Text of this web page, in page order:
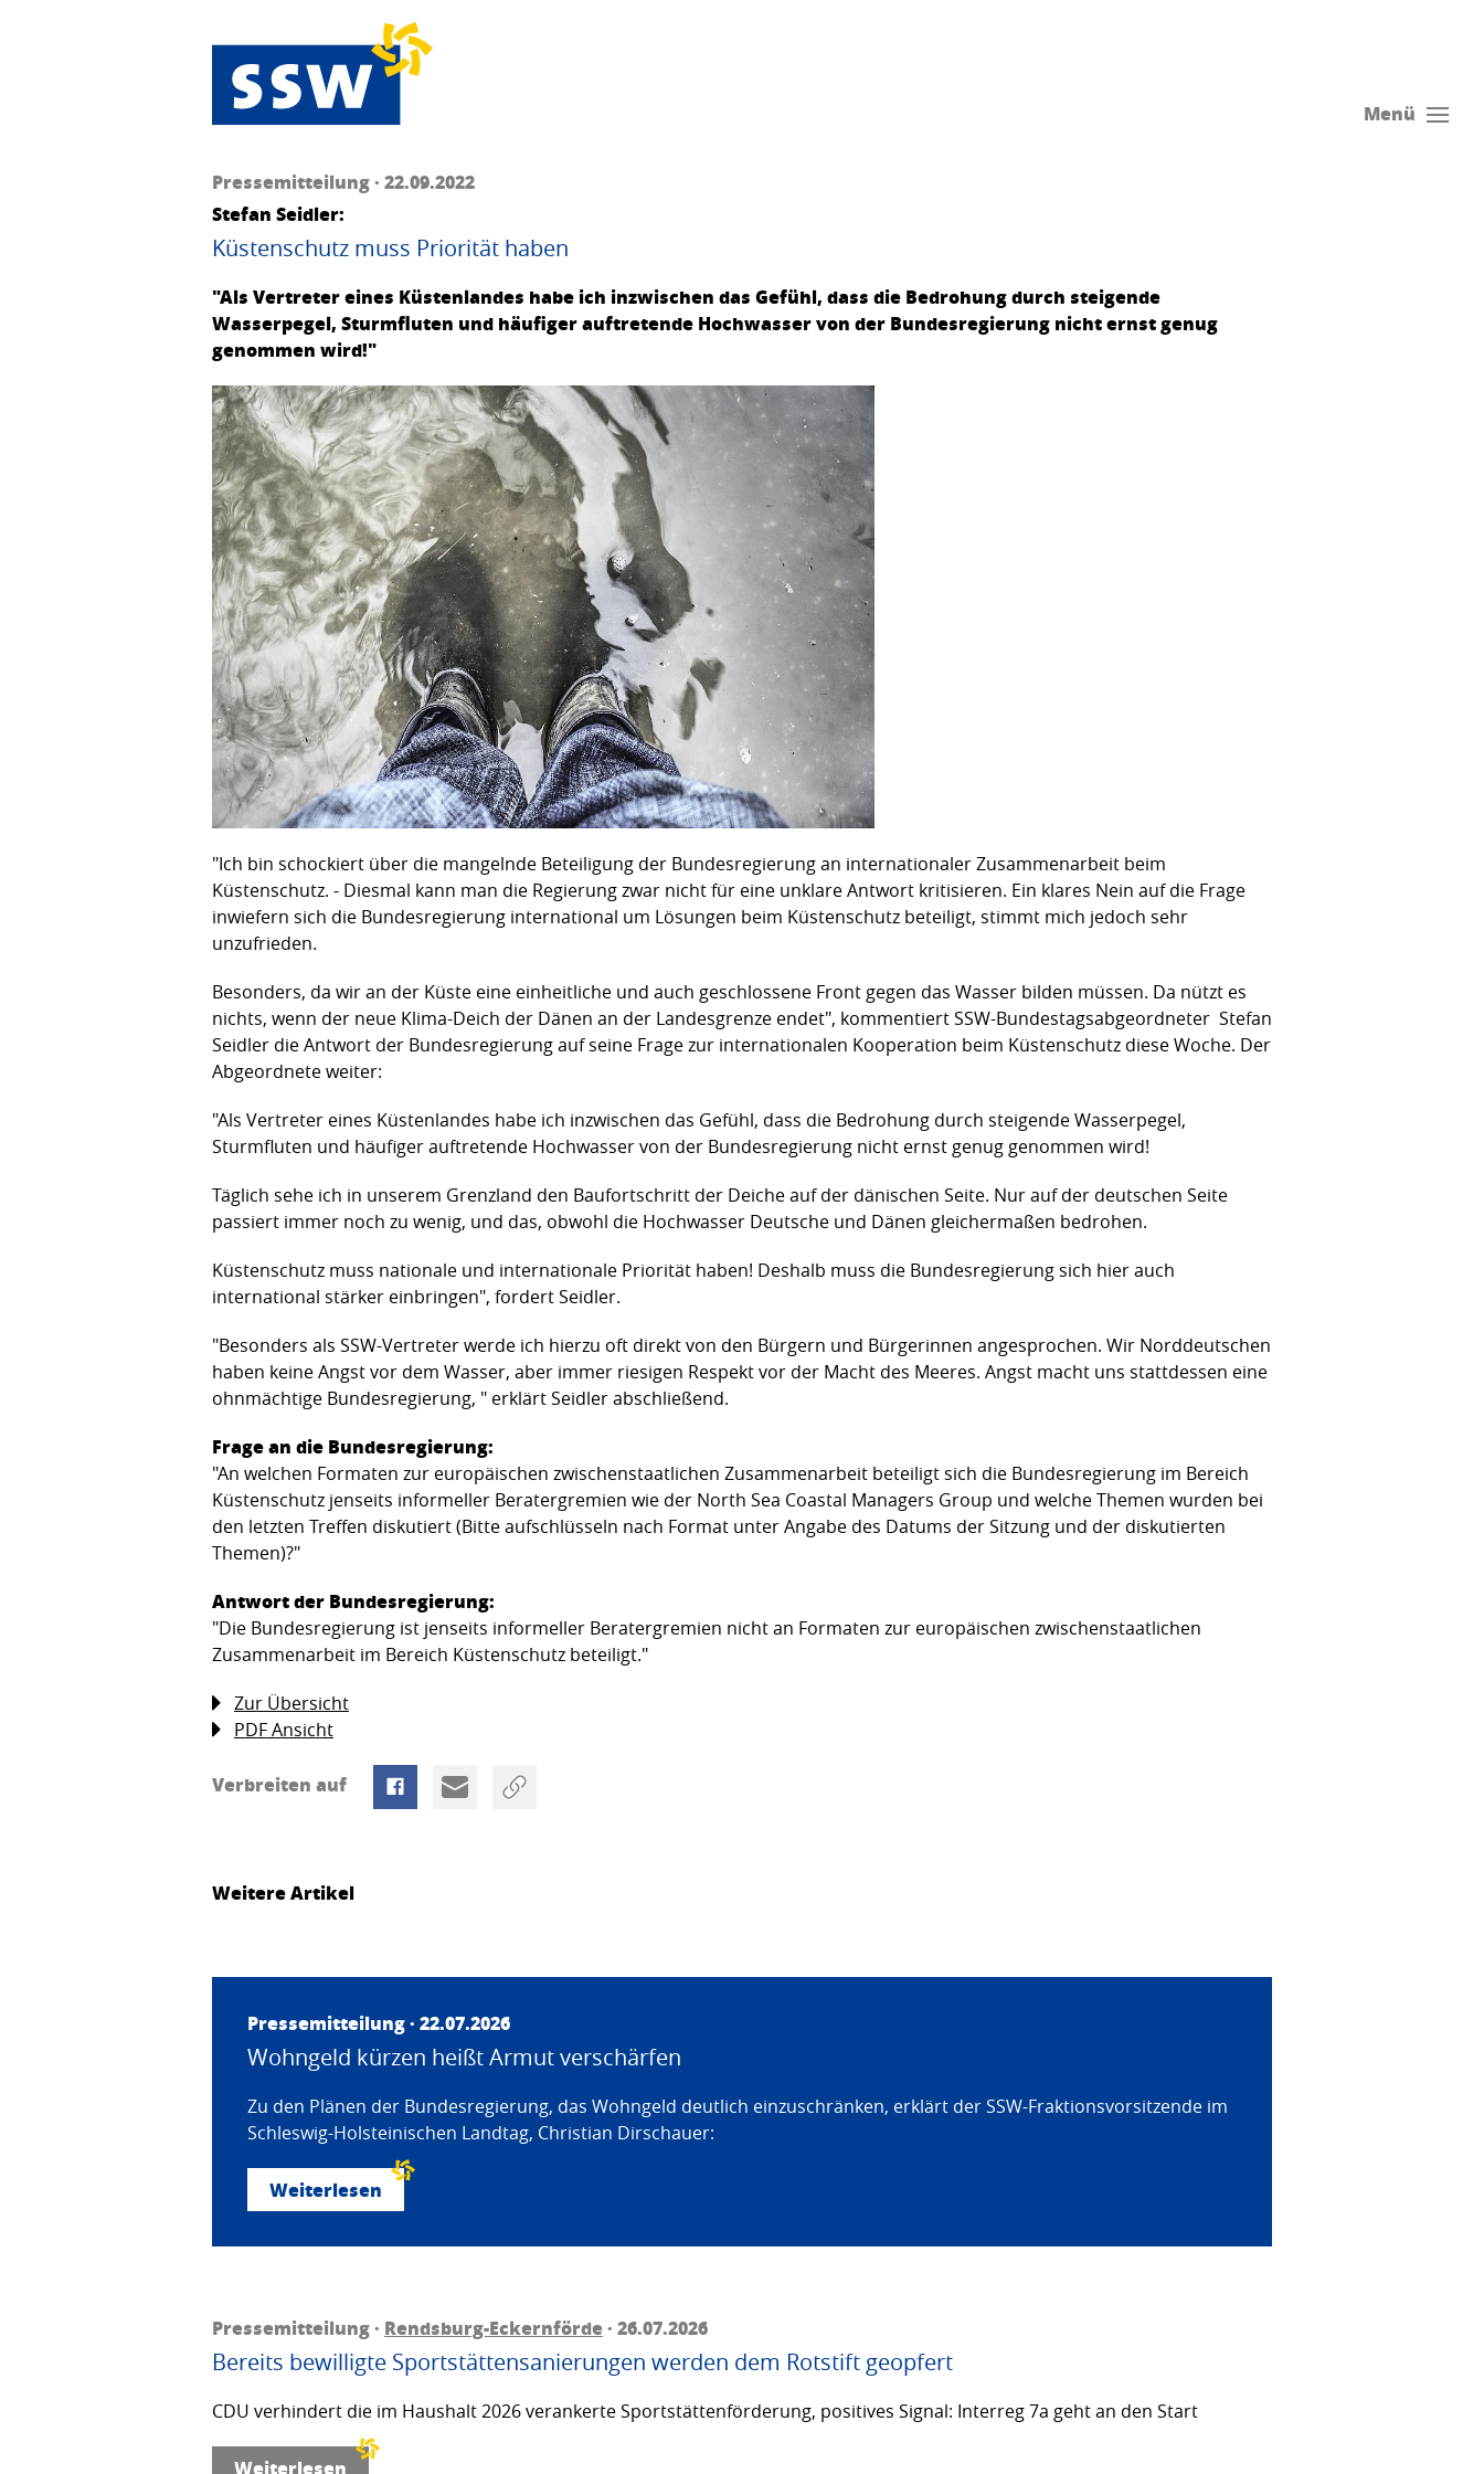
Menü
Pressemitteilung · 22.09.2022
Stefan Seidler:
Küstenschutz muss Priorität haben
"Als Vertreter eines Küstenlandes habe ich inzwischen das Gefühl, dass die Bedrohung durch steigende
Wasserpegel, Sturmfluten und häufiger auftretende Hochwasser von der Bundesregierung nicht ernst genug
genommen wird!"
"Ich bin schockiert über die mangelnde Beteiligung der Bundesregierung an internationaler Zusammenarbeit beim
Küstenschutz. - Diesmal kann man die Regierung zwar nicht für eine unklare Antwort kritisieren. Ein klares Nein auf die Frage
inwiefern sich die Bundesregierung international um Lösungen beim Küstenschutz beteiligt, stimmt mich jedoch sehr
unzufrieden.
Besonders, da wir an der Küste eine einheitliche und auch geschlossene Front gegen das Wasser bilden müssen. Da nützt es
nichts, wenn der neue Klima-Deich der Dänen an der Landesgrenze endet", kommentiert SSW-Bundestagsabgeordneter Stefan
Seidler die Antwort der Bundesregierung auf seine Frage zur internationalen Kooperation beim Küstenschutz diese Woche. Der
Abgeordnete weiter:
"Als Vertreter eines Küstenlandes habe ich inzwischen das Gefühl, dass die Bedrohung durch steigende Wasserpegel,
Sturmfluten und häufiger auftretende Hochwasser von der Bundesregierung nicht ernst genug genommen wird!
Täglich sehe ich in unserem Grenzland den Baufortschritt der Deiche auf der dänischen Seite. Nur auf der deutschen Seite
passiert immer noch zu wenig, und das, obwohl die Hochwasser Deutsche und Dänen gleichermaßen bedrohen.
Küstenschutz muss nationale und internationale Priorität haben! Deshalb muss die Bundesregierung sich hier auch
international stärker einbringen", fordert Seidler.
"Besonders als SSW-Vertreter werde ich hierzu oft direkt von den Bürgern und Bürgerinnen angesprochen. Wir Norddeutschen
haben keine Angst vor dem Wasser, aber immer riesigen Respekt vor der Macht des Meeres. Angst macht uns stattdessen eine
ohnmächtige Bundesregierung, " erklärt Seidler abschließend.
Frage an die Bundesregierung:
"An welchen Formaten zur europäischen zwischenstaatlichen Zusammenarbeit beteiligt sich die Bundesregierung im Bereich
Küstenschutz jenseits informeller Beratergremien wie der North Sea Coastal Managers Group und welche Themen wurden bei
den letzten Treffen diskutiert (Bitte aufschlüsseln nach Format unter Angabe des Datums der Sitzung und der diskutierten
Themen)?"
Antwort der Bundesregierung:
"Die Bundesregierung ist jenseits informeller Beratergremien nicht an Formaten zur europäischen zwischenstaatlichen
Zusammenarbeit im Bereich Küstenschutz beteiligt."
Zur Übersicht
PDF Ansicht
Verbreiten auf
Weitere Artikel
Pressemitteilung · 22.07.2026
Wohngeld kürzen heißt Armut verschärfen
Zu den Plänen der Bundesregierung, das Wohngeld deutlich einzuschränken, erklärt der SSW-Fraktionsvorsitzende im
Schleswig-Holsteinischen Landtag, Christian Dirschauer:
Weiterlesen
Pressemitteilung · Rendsburg-Eckernförde· 26.07.2026
Bereits bewilligte Sportstättensanierungen werden dem Rotstift geopfert
CDU verhindert die im Haushalt 2026 verankerte Sportstättenförderung, positives Signal: Interreg 7a geht an den Start
Weiterlesen